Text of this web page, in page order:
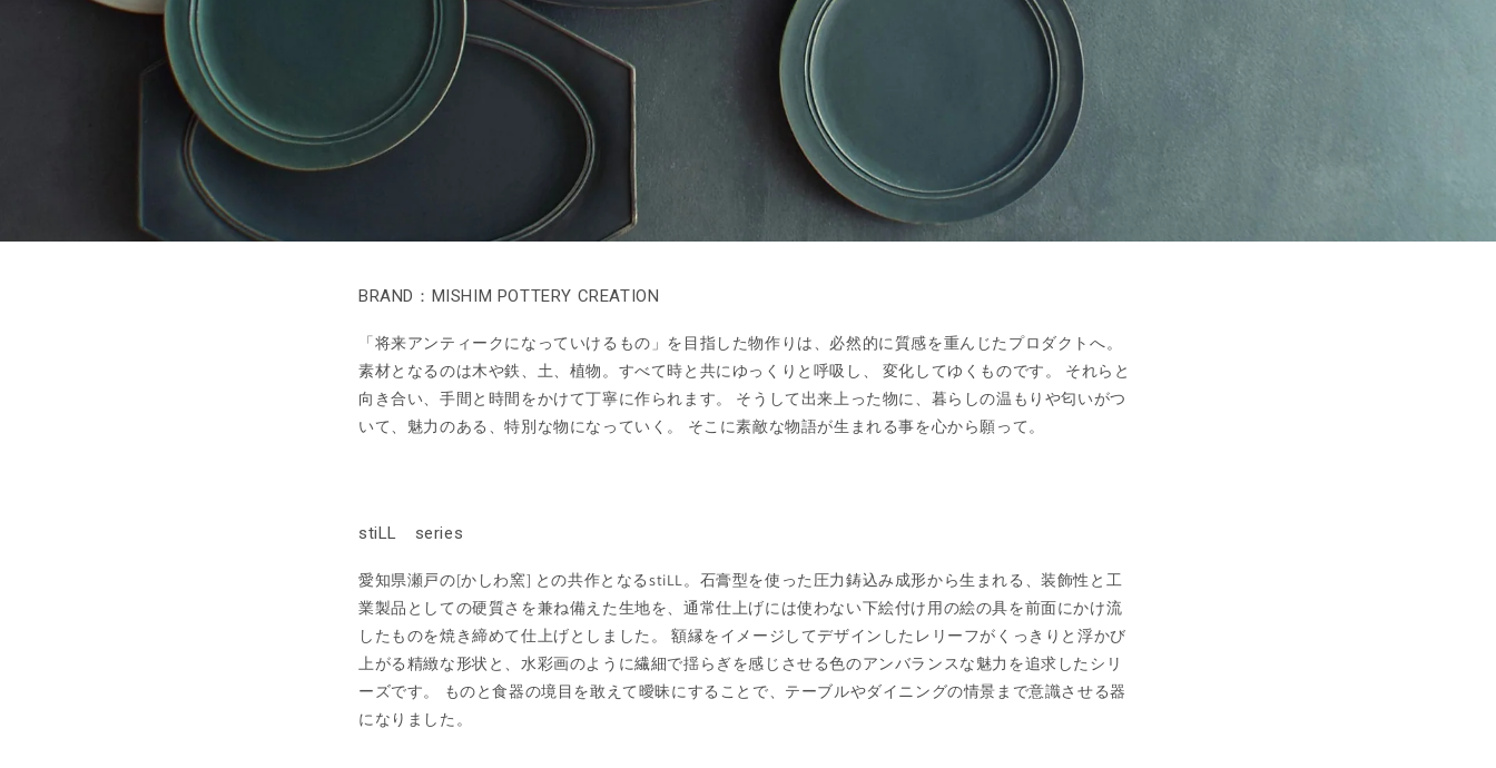
BRAND：MISHIM POTTERY CREATION
「将来アンティークになっていけるもの」を目指した物作りは、必然的に質感を重んじたプロダクトへ。
素材となるのは木や鉄、土、植物。すべて時と共にゆっくりと呼吸し、 変化してゆくものです。 それらと
向き合い、手間と時間をかけて丁寧に作られます。 そうして出来上った物に、暮らしの温もりや匂いがつ
いて、魅力のある、特別な物になっていく。 そこに素敵な物語が生まれる事を心から願って。
stiLL series
愛知県瀬戸の[かしわ窯] との共作となるstiLL。⽯膏型を使った圧⼒鋳込み成形から⽣まれる、装飾性と⼯
業製品としての硬質さを兼ね備えた⽣地を、通常仕上げには使わない下絵付け⽤の絵の具を前面にかけ流
したものを焼き締めて仕上げとしました。 額縁をイメージしてデザインしたレリーフがくっきりと浮かび
上がる精緻な形状と、⽔彩画のように繊細で揺らぎを感じさせる⾊のアンバランスな魅⼒を追求したシリ
ーズです。 ものと⾷器の境⽬を敢えて曖昧にすることで、テーブルやダイニングの情景まで意識させる器
になりました。